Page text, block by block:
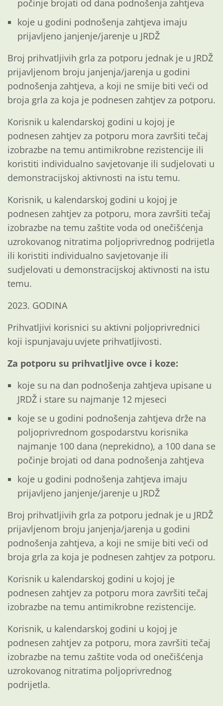
počinje brojati od dana podnošenja zahtjeva
koje u godini podnošenja zahtjeva imaju
prijavljeno janjenje/jarenje u JRDŽ
Broj prihvatljivih grla za potporu jednak je u JRDŽ
prijavljenom broju janjenja/jarenja u godini
podnošenja zahtjeva, a koji ne smije biti veći od
broja grla za koja je podnesen zahtjev za potporu.
Korisnik u kalendarskoj godini u kojoj je
podnesen zahtjev za potporu mora završiti tečaj
izobrazbe na temu antimikrobne rezistencije ili
koristiti individualno savjetovanje ili sudjelovati u
demonstracijskoj aktivnosti na istu temu.
Korisnik, u kalendarskoj godini u kojoj je
podnesen zahtjev za potporu, mora završiti tečaj
izobrazbe na temu zaštite voda od onečišćenja
uzrokovanog nitratima poljoprivrednog podrijetla
ili koristiti individualno savjetovanje ili
sudjelovati u demonstracijskoj aktivnosti na istu
temu.
2023. GODINA
Prihvatljivi korisnici su aktivni poljoprivrednici
koji ispunjavaju uvjete prihvatljivosti.
Za potporu su prihvatljive ovce i koze:
koje su na dan podnošenja zahtjeva upisane u
JRDŽ i stare su najmanje 12 mjeseci
koje se u godini podnošenja zahtjeva drže na
poljoprivrednom gospodarstvu korisnika
najmanje 100 dana (neprekidno), a 100 dana se
počinje brojati od dana podnošenja zahtjeva
koje u godini podnošenja zahtjeva imaju
prijavljeno janjenje/jarenje u JRDŽ
Broj prihvatljivih grla za potporu jednak je u JRDŽ
prijavljenom broju janjenja/jarenja u godini
podnošenja zahtjeva, a koji ne smije biti veći od
broja grla za koja je podnesen zahtjev za potporu.
Korisnik u kalendarskoj godini u kojoj je
podnesen zahtjev za potporu mora završiti tečaj
izobrazbe na temu antimikrobne rezistencije.
Korisnik, u kalendarskoj godini u kojoj je
podnesen zahtjev za potporu, mora završiti tečaj
izobrazbe na temu zaštite voda od onečišćenja
uzrokovanog nitratima poljoprivrednog
podrijetla.